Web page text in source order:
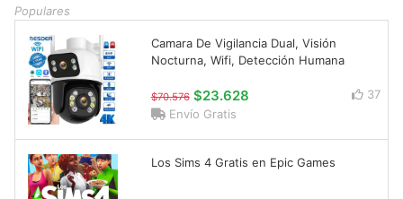
Populares
Camara De Vigilancia Dual, Visión
Nocturna, Wifi, Detección Humana
$70.576 $23.628
37
Envío Gratis
Los Sims 4 Gratis en Epic Games